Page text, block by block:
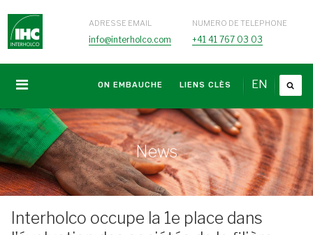
ADRESSE EMAIL
info@interholco.com
NUMERO DE TELEPHONE
+41 41 767 03 03
EN
ON EMBAUCHE LIENS CLÈS
News
Interholco occupe la 1e place dans